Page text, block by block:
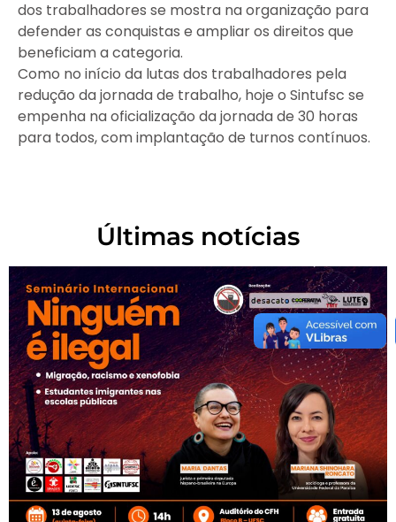
dos trabalhadores se mostra na organização para
defender as conquistas e ampliar os direitos que
beneficiam a categoria.
Como no início da lutas dos trabalhadores pela
redução da jornada de trabalho, hoje o Sintufsc se
empenha na oficialização da jornada de 30 horas
para todos, com implantação de turnos contínuos.
Últimas notícias